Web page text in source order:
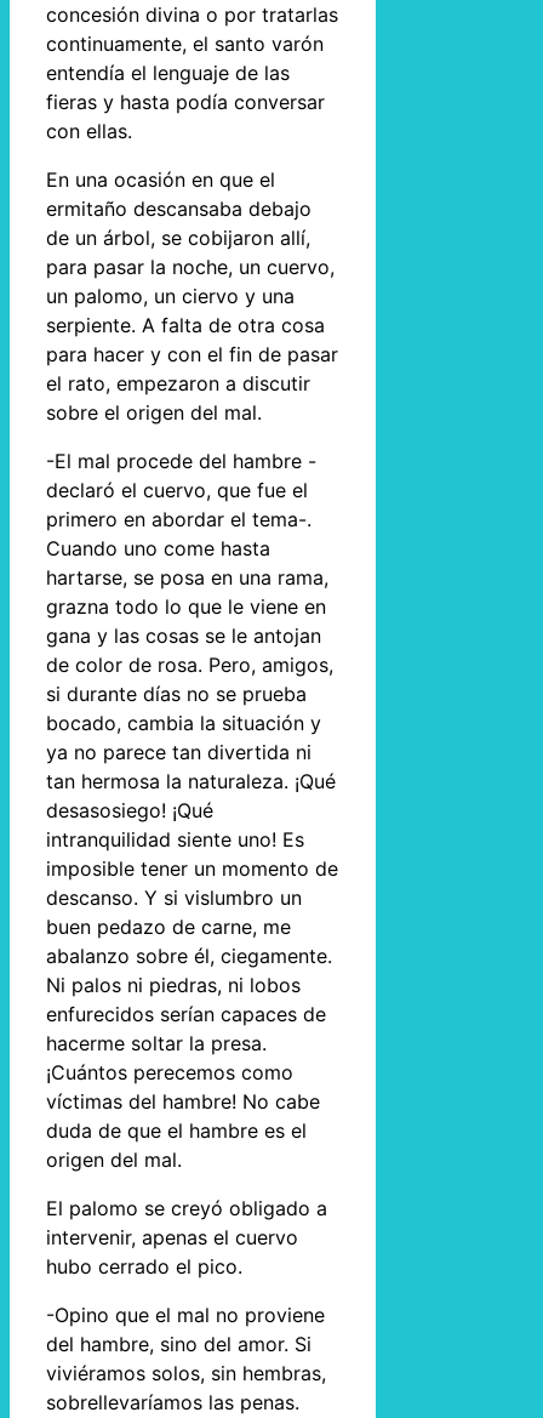
concesión divina o por tratarlas
continuamente, el santo varón
entendía el lenguaje de las
fieras y hasta podía conversar
con ellas.
En una ocasión en que el
ermitaño descansaba debajo
de un árbol, se cobijaron allí,
para pasar la noche, un cuervo,
un palomo, un ciervo y una
serpiente. A falta de otra cosa
para hacer y con el fin de pasar
el rato, empezaron a discutir
sobre el origen del mal.
-El mal procede del hambre -
declaró el cuervo, que fue el
primero en abordar el tema-.
Cuando uno come hasta
hartarse, se posa en una rama,
grazna todo lo que le viene en
gana y las cosas se le antojan
de color de rosa. Pero, amigos,
si durante días no se prueba
bocado, cambia la situación y
ya no parece tan divertida ni
tan hermosa la naturaleza. ¡Qué
desasosiego! ¡Qué
intranquilidad siente uno! Es
imposible tener un momento de
descanso. Y si vislumbro un
buen pedazo de carne, me
abalanzo sobre él, ciegamente.
Ni palos ni piedras, ni lobos
enfurecidos serían capaces de
hacerme soltar la presa.
¡Cuántos perecemos como
víctimas del hambre! No cabe
duda de que el hambre es el
origen del mal.
El palomo se creyó obligado a
intervenir, apenas el cuervo
hubo cerrado el pico.
-Opino que el mal no proviene
del hambre, sino del amor. Si
viviéramos solos, sin hembras,
sobrellevaríamos las penas.